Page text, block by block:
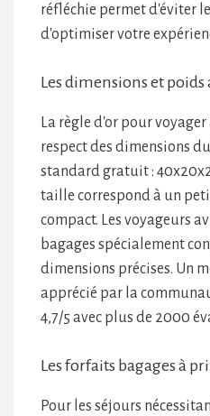
réfléchie permet d'éviter
d'optimiser votre
Les dimensions et
La règle d'or pour
respect des dimensions
standard gratuit :
taille correspond à un
compact. Les voyageurs
bagages spécialement
dimensions précises. Un
apprécié par la
4,7/5 avec plus de 2000
Les forfaits bagages à
Pour les séjours